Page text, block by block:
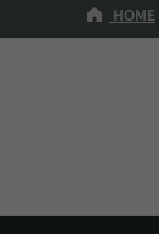
HOME